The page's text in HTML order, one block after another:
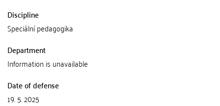
Discipline
Speciální pedagogika
Department
Information is unavailable
Date of defense
19. 5. 2025